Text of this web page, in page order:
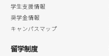
学生支援情報
奨学金情報
キャンパスマップ
留学制度